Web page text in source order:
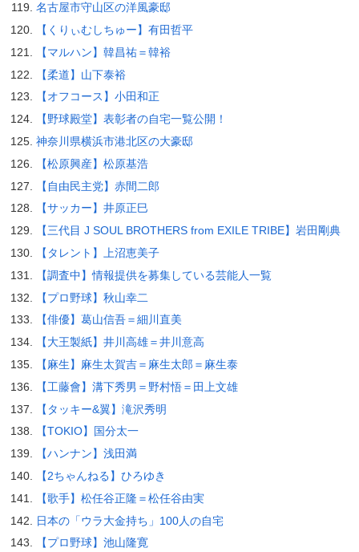
名古屋市守山区の洋風豪邸
【くりぃむしちゅー】有田哲平
【マルハン】韓昌祐＝韓裕
【柔道】山下泰裕
【オフコース】小田和正
【野球殿堂】表彰者の自宅一覧公開！
神奈川県横浜市港北区の大豪邸
【松原興産】松原基浩
【自由民主党】赤間二郎
【サッカー】井原正巳
【三代目 J SOUL BROTHERS from EXILE TRIBE】岩田剛典
【タレント】上沼恵美子
【調査中】情報提供を募集している芸能人一覧
【プロ野球】秋山幸二
【俳優】葛山信吾＝細川直美
【大王製紙】井川高雄＝井川意高
【麻生】麻生太賀吉＝麻生太郎＝麻生泰
【工藤會】溝下秀男＝野村悟＝田上文雄
【タッキー&翼】滝沢秀明
【TOKIO】国分太一
【ハンナン】浅田満
【2ちゃんねる】ひろゆき
【歌手】松任谷正隆＝松任谷由実
日本の「ウラ大金持ち」100人の自宅
【プロ野球】池山隆寛